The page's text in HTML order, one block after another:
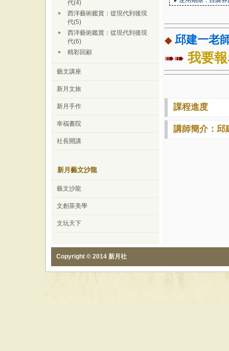
代(4)
西洋藝術鑑賞：從現代到後現
代(5)
西洋藝術鑑賞：從現代到後現
代(6)
精彩回顧
藝文講座
新月文旅
新月手作
幸福書院
社長開講
新月藝文沙龍
藝文沙龍
文創茶美學
文玩天下
◆ 邱建一老
➠➠ 我要
課程進度
講師簡介：邱
Copyright © 2014 新月社